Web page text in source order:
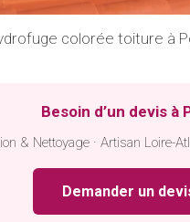
colorée toiture à
Besoin d’un devis à
& Nettoyage · Artisan Loire-
Demander un